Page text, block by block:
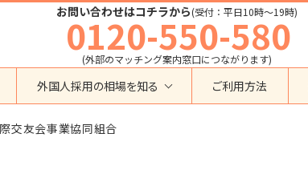
お問い合わせはコチラから(受付：平日10時〜19時)
0120-550-580
(外部のマッチング案内窓口につながります)
索する 業界・職種から検索する
外国人採用の相場を知る
育成就労外国人の受け入れ相場
ご利用方法
交友会事業協同組合